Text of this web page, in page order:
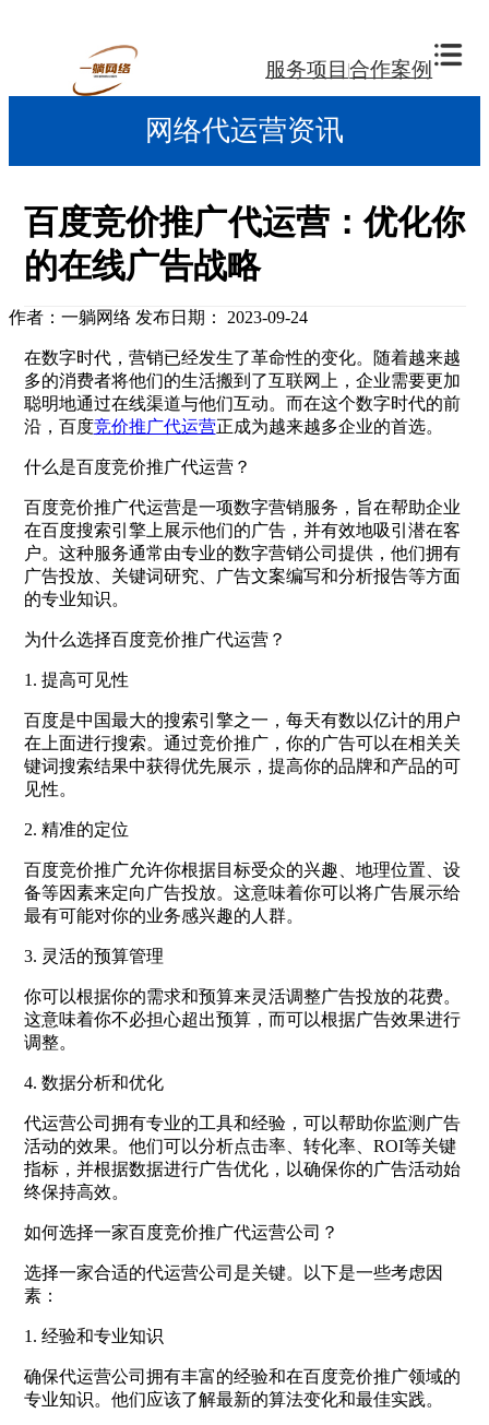
服务项目 合作案例
网络代运营资讯
百度竞价推广代运营：优化你
的在线广告战略
作者：一躺网络 发布日期： 2023-09-24
在数字时代，营销已经发生了革命性的变化。随着越来越
多的消费者将他们的生活搬到了互联网上，企业需要更加
聪明地通过在线渠道与他们互动。而在这个数字时代的前
沿，百度竞价推广代运营正成为越来越多企业的首选。
什么是百度竞价推广代运营？
百度竞价推广代运营是一项数字营销服务，旨在帮助企业
在百度搜索引擎上展示他们的广告，并有效地吸引潜在客
户。这种服务通常由专业的数字营销公司提供，他们拥有
广告投放、关键词研究、广告文案编写和分析报告等方面
的专业知识。
为什么选择百度竞价推广代运营？
1. 提高可见性
百度是中国最大的搜索引擎之一，每天有数以亿计的用户
在上面进行搜索。通过竞价推广，你的广告可以在相关关
键词搜索结果中获得优先展示，提高你的品牌和产品的可
见性。
2. 精准的定位
百度竞价推广允许你根据目标受众的兴趣、地理位置、设
备等因素来定向广告投放。这意味着你可以将广告展示给
最有可能对你的业务感兴趣的人群。
3. 灵活的预算管理
你可以根据你的需求和预算来灵活调整广告投放的花费。
这意味着你不必担心超出预算，而可以根据广告效果进行
调整。
4. 数据分析和优化
代运营公司拥有专业的工具和经验，可以帮助你监测广告
活动的效果。他们可以分析点击率、转化率、ROI等关键
指标，并根据数据进行广告优化，以确保你的广告活动始
终保持高效。
如何选择一家百度竞价推广代运营公司？
选择一家合适的代运营公司是关键。以下是一些考虑因
素：
1. 经验和专业知识
确保代运营公司拥有丰富的经验和在百度竞价推广领域的
专业知识。他们应该了解最新的算法变化和最佳实践。